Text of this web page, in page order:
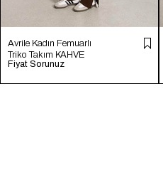
Avrile Kadın Femuarlı
Triko Takım KAHVE
A92492-S
Fiyat Sorunuz